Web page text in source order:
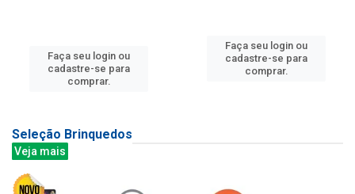
Faça seu login ou
cadastre-se para
comprar.
Faça seu login ou
cadastre-se para
comprar.
Seleção Brinquedos
Veja mais